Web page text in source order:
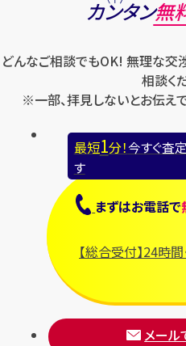
カンタン無
どんなご相談でもOK! 無理な交
相談く
※一部、拝見しないとお伝え
最短1分！今すぐ査
す
まずはお電話で
【総合受付】24時
メール